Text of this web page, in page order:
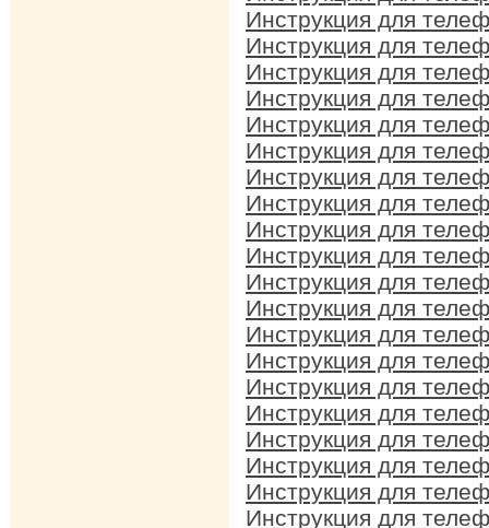
Инструкция для
Инструкция для
Инструкция для
Инструкция для
Инструкция для
Инструкция для
Инструкция для
Инструкция для
Инструкция для
Инструкция для
Инструкция для
Инструкция для
Инструкция для
Инструкция для
Инструкция для
Инструкция для
Инструкция для
Инструкция для
Инструкция для
Инструкция для